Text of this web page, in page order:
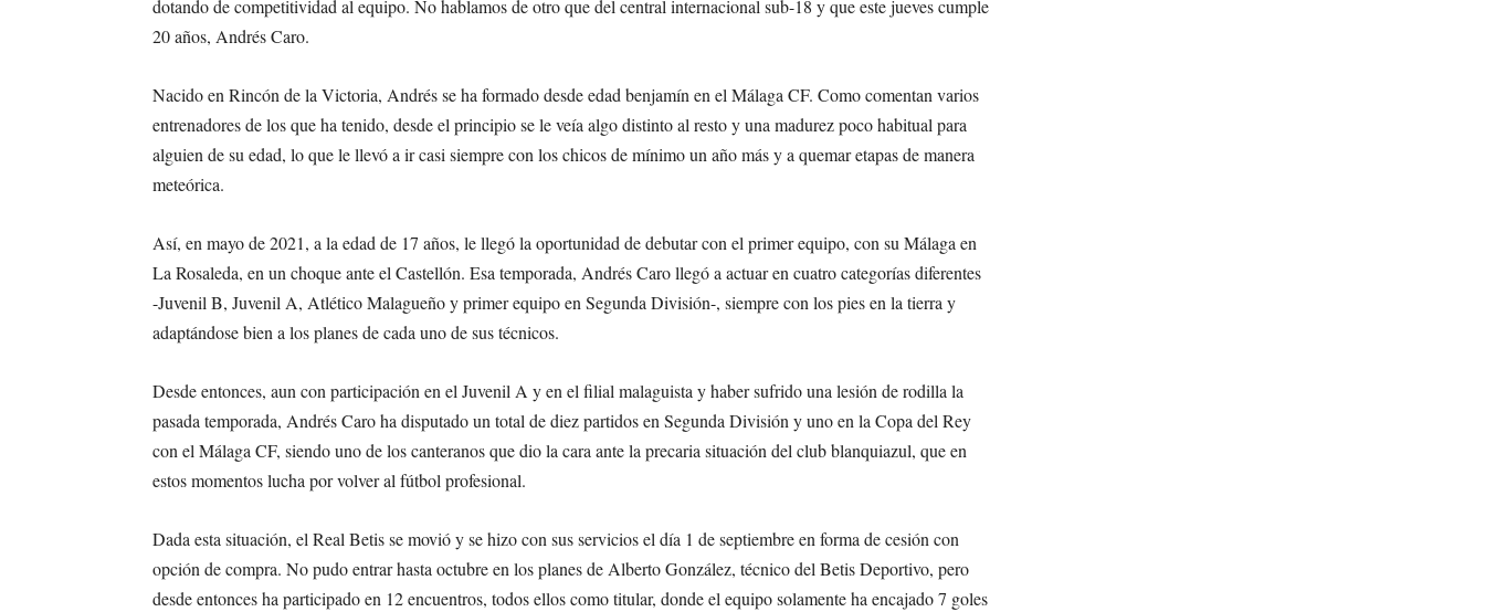
dotando de competitividad al equipo. No hablamos de otro que del central internacional sub-18 y que este jueves cumple
20 años, Andrés Caro.
Nacido en Rincón de la Victoria, Andrés se ha formado desde edad benjamín en el Málaga CF. Como comentan varios
entrenadores de los que ha tenido, desde el principio se le veía algo distinto al resto y una madurez poco habitual para
alguien de su edad, lo que le llevó a ir casi siempre con los chicos de mínimo un año más y a quemar etapas de manera
meteórica.
Así, en mayo de 2021, a la edad de 17 años, le llegó la oportunidad de debutar con el primer equipo, con su Málaga en
La Rosaleda, en un choque ante el Castellón. Esa temporada, Andrés Caro llegó a actuar en cuatro categorías diferentes
-Juvenil B, Juvenil A, Atlético Malagueño y primer equipo en Segunda División-, siempre con los pies en la tierra y
adaptándose bien a los planes de cada uno de sus técnicos.
Desde entonces, aun con participación en el Juvenil A y en el filial malaguista y haber sufrido una lesión de rodilla la
pasada temporada, Andrés Caro ha disputado un total de diez partidos en Segunda División y uno en la Copa del Rey
con el Málaga CF, siendo uno de los canteranos que dio la cara ante la precaria situación del club blanquiazul, que en
estos momentos lucha por volver al fútbol profesional.
Dada esta situación, el Real Betis se movió y se hizo con sus servicios el día 1 de septiembre en forma de cesión con
opción de compra. No pudo entrar hasta octubre en los planes de Alberto González, técnico del Betis Deportivo, pero
desde entonces ha participado en 12 encuentros, todos ellos como titular, donde el equipo solamente ha encajado 7 goles